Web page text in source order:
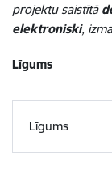
projektu saistītā
elektroniski,
Līgums
Līgums